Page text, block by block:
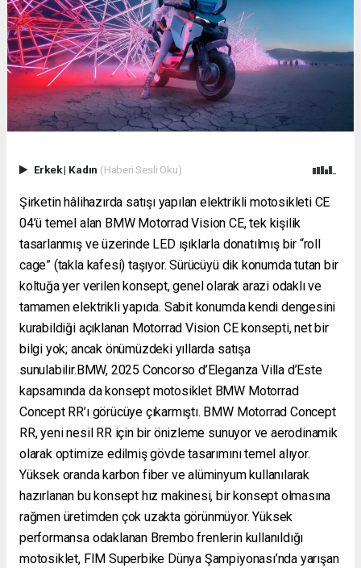
Erkek| Kadın (Haberi Sesli Oku)
Şirketin hâlihazırda satışı yapılan elektrikli motosikleti CE
04’ü temel alan BMW Motorrad Vision CE, tek kişilik
tasarlanmış ve üzerinde LED ışıklarla donatılmış bir “roll
cage” (takla kafesi) taşıyor. Sürücüyü dik konumda tutan bir
koltuğa yer verilen konsept, genel olarak arazi odaklı ve
tamamen elektrikli yapıda. Sabit konumda kendi dengesini
kurabildiği açıklanan Motorrad Vision CE konsepti, net bir
bilgi yok; ancak önümüzdeki yıllarda satışa
sunulabilir.BMW, 2025 Concorso d’Eleganza Villa d’Este
kapsamında da konsept motosiklet BMW Motorrad
Concept RR’ı görücüye çıkarmıştı. BMW Motorrad Concept
RR, yeni nesil RR için bir önizleme sunuyor ve aerodinamik
olarak optimize edilmiş gövde tasarımını temel alıyor.
Yüksek oranda karbon fiber ve alüminyum kullanılarak
hazırlanan bu konsept hız makinesi, bir konsept olmasına
rağmen üretimden çok uzakta görünmüyor. Yüksek
performansa odaklanan Brembo frenlerin kullanıldığı
motosiklet, FIM Superbike Dünya Şampiyonası’nda yarışan